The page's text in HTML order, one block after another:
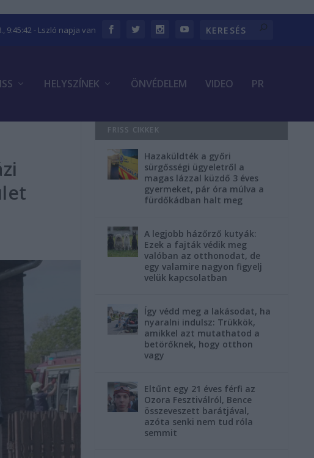
9:45:43 - Lszló napja van
HELYSZÍNEK ÖNVÉDELEM VIDEO PR
FRISS CIKKEK
Hazaküldték a győri
sürgősségi ügyeletről a
magas lázzal küzdő 3 éves
gyermeket, pár óra múlva a
fürdőkádban halt meg
A legjobb házőrző kutyák:
Ezek a fajták védik meg
valóban az otthonodat, de
egy valamire nagyon figyelj
velük kapcsolatban
Így védd meg a lakásodat, ha
nyaralni indulsz: Trükkök,
amikkel azt mutathatod a
betörőknek, hogy otthon
vagy
Eltűnt egy 21 éves férfi az
Ozora Fesztiválról, Bence
összeveszett barátjával,
azóta senki nem tud róla
semmit